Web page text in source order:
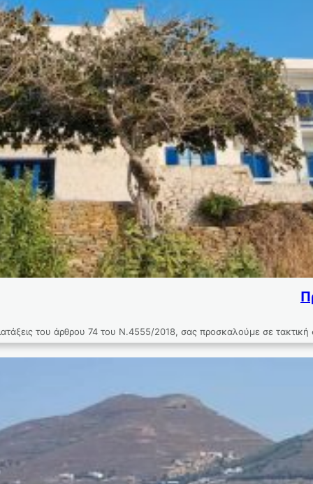
του άρθρου 74 του Ν.4555/2018, σας προσκαλούμε σε τακτική